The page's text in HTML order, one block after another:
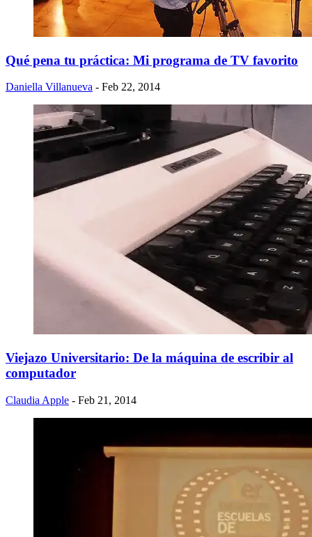
Qué pena tu práctica: Mi programa de TV favorito
Daniella Villanueva - Feb 22, 2014
Viejazo Universitario: De la máquina de escribir al
computador
Claudia Apple - Feb 21, 2014